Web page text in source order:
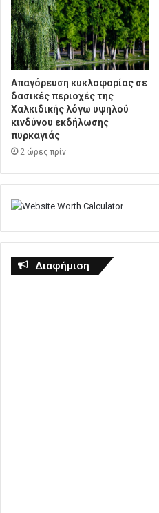
Απαγόρευση κυκλοφορίας σε
δασικές περιοχές της
Χαλκιδικής λόγω υψηλού
κινδύνου εκδήλωσης
πυρκαγιάς
2 ώρες πρίν
Διαφήμιση